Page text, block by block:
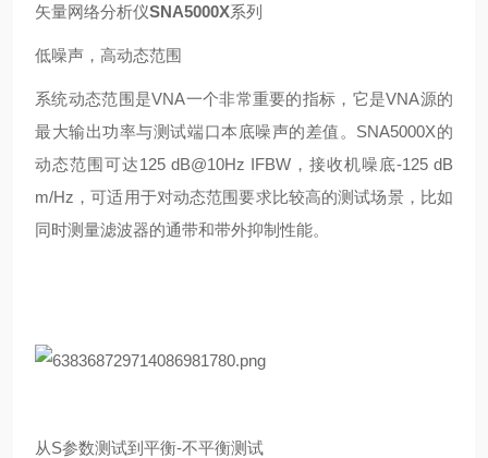
矢量网络分析仪SNA5000X系列
低噪声，高动态范围
系统动态范围是VNA一个非常重要的指标，它是VNA源的
最大输出功率与测试端口本底噪声的差值。 SNA5000X的
动态范围可达125 dB@10Hz IFBW ，接收机噪底-125 dB
m/Hz ，可适用于对动态范围要求比较高的测试场景，比如
同时测量滤波器的通带和带外抑制性能。
从S参数测试到平衡-不平衡测试